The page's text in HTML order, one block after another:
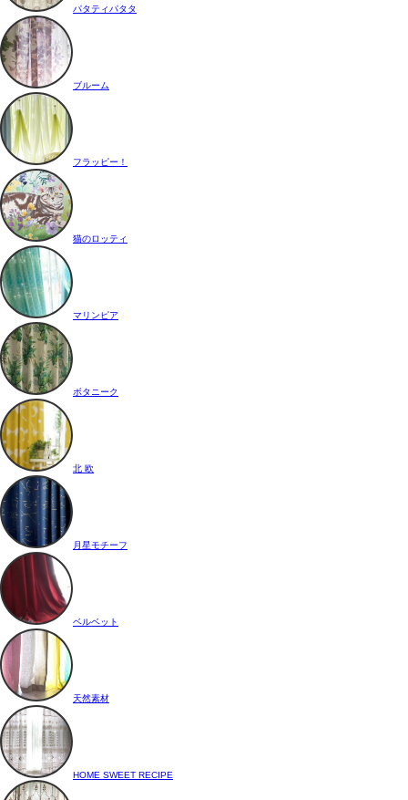
パタティパタタ
ブルーム
フラッピー！
猫のロッティ
マリンピア
ボタニーク
北 欧
月星モチーフ
ベルベット
天然素材
HOME SWEET RECIPE